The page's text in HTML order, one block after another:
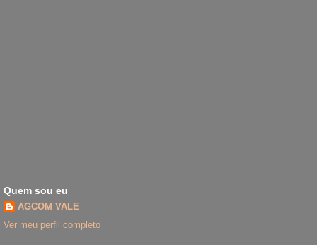
Quem sou eu
AGCOM VALE
Ver meu perfil completo